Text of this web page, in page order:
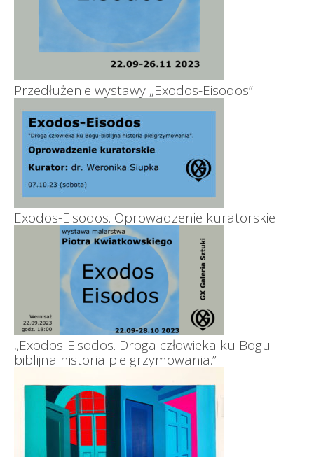
Przedłużenie wystawy „Exodos-Eisodos”
Exodos-Eisodos. Oprowadzenie kuratorskie
„Exodos-Eisodos. Droga człowieka ku Bogu-
biblijna historia pielgrzymowania.”